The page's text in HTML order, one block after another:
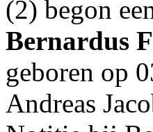
(2) begon
Bernardus
geboren op
Andreas